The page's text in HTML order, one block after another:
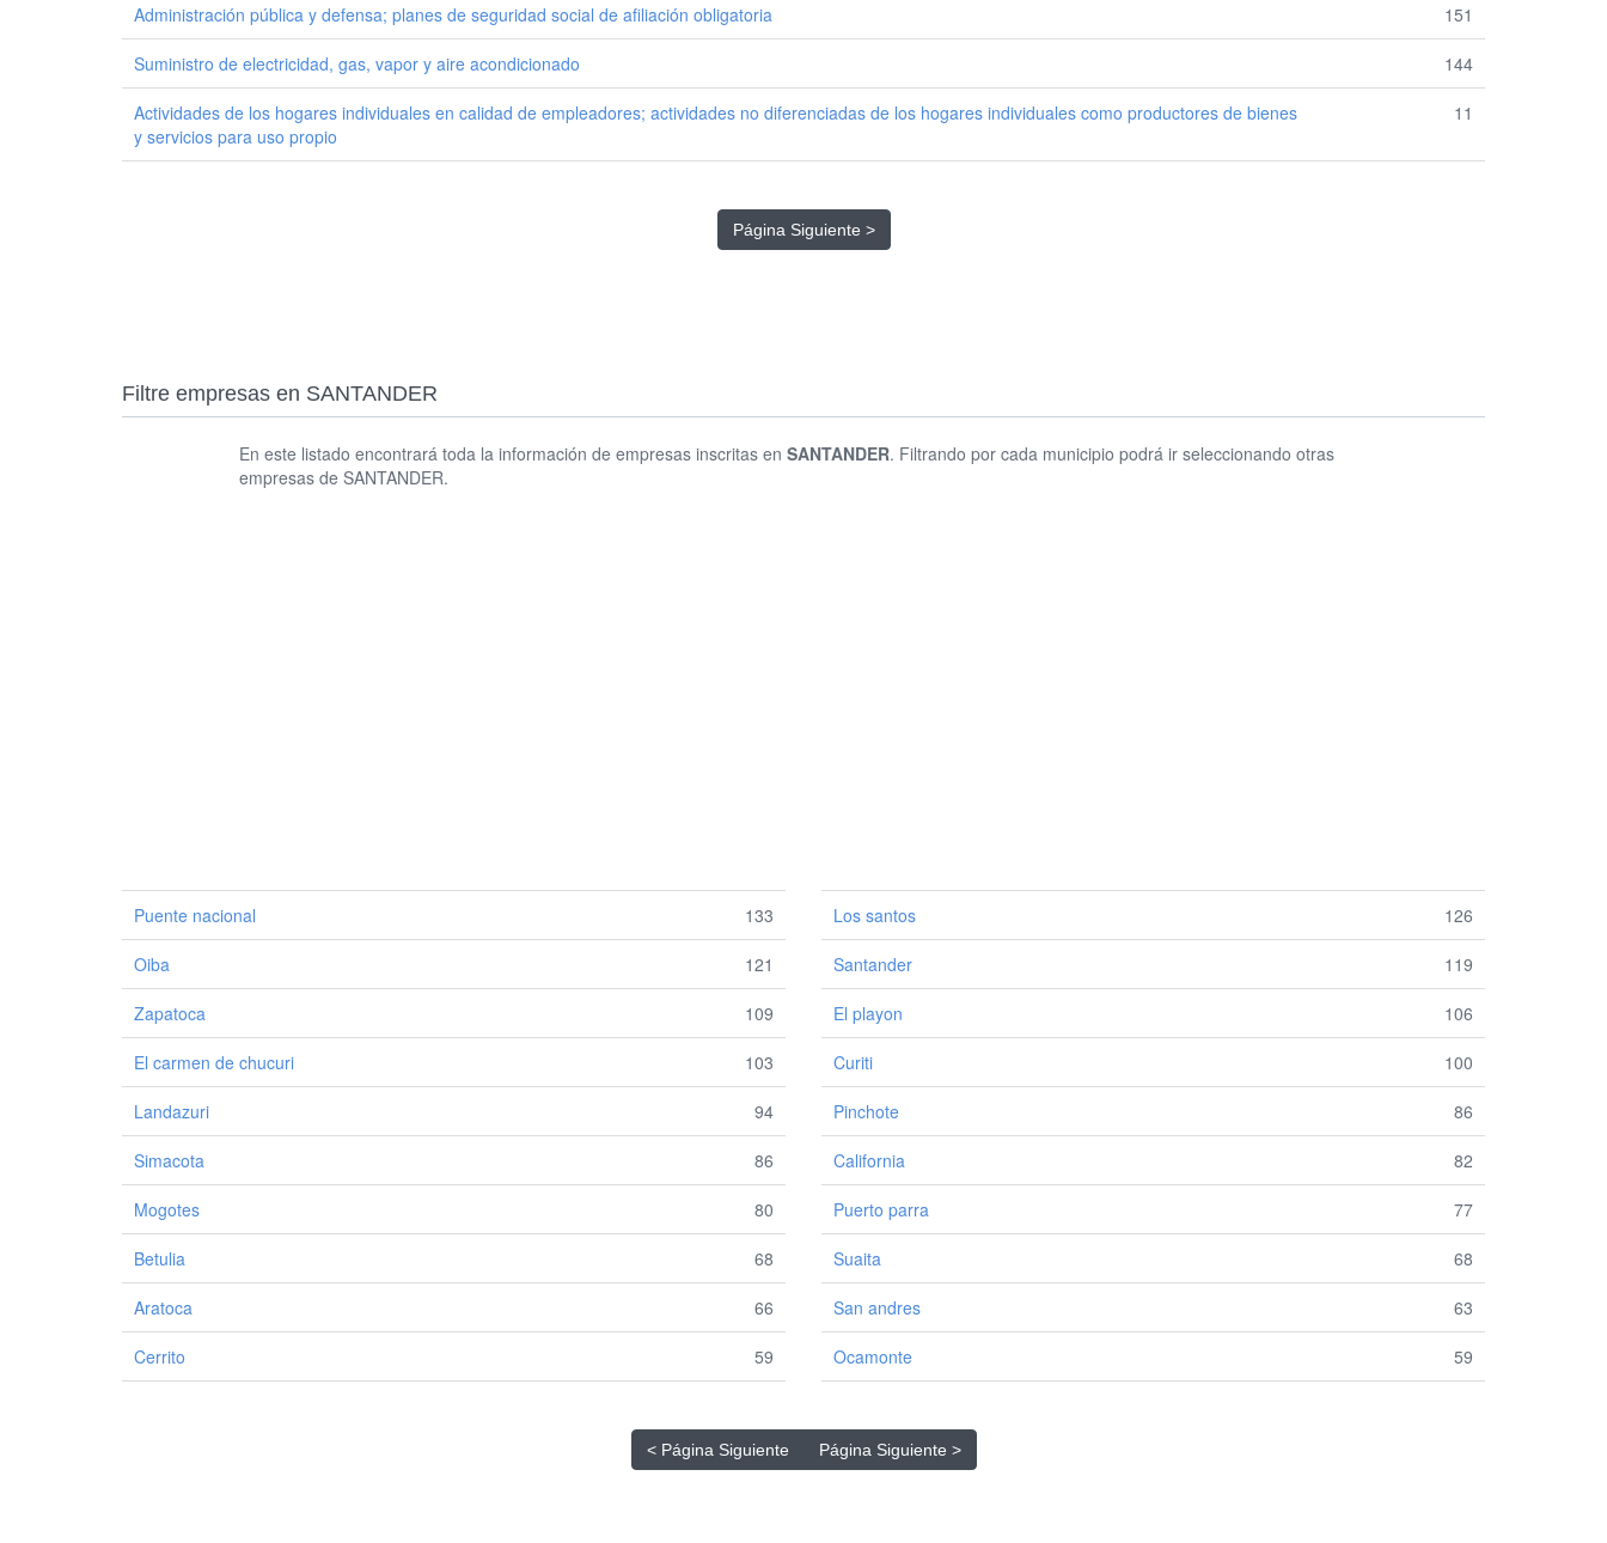
Administración pública y defensa; planes de seguridad social de afiliación obligatoria 151
Suministro de electricidad, gas, vapor y aire acondicionado 144
Actividades de los hogares individuales en calidad de empleadores; actividades no diferenciadas de los hogares individuales como productores de bienes
y servicios para uso propio
11
Página Siguiente >
Filtre empresas en SANTANDER
En este listado encontrará toda la información de empresas inscritas en SANTANDER. Filtrando por cada municipio podrá ir seleccionando otras
empresas de SANTANDER.
Puente nacional 133
Oiba 121
Zapatoca 109
El carmen de chucuri 103
Landazuri 94
Simacota 86
Mogotes 80
Betulia 68
Aratoca 66
Cerrito 59
Los santos 126
Santander 119
El playon 106
Curiti 100
Pinchote 86
California 82
Puerto parra 77
Suaita 68
San andres 63
Ocamonte 59
< Página Siguiente Página Siguiente >